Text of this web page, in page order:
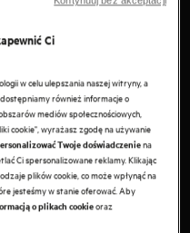
Ci
w celu ulepszania naszej witryny, a
również informacje o
mediów społecznościowych,
cookie", wyrażasz zgodę na używanie
Twoje doświadczeniena
Ci spersonalizowane reklamy. Klikając
plików cookie, co może wpłynąć na
jesteśmy w stanie oferować. Aby
o plikach cookieoraz